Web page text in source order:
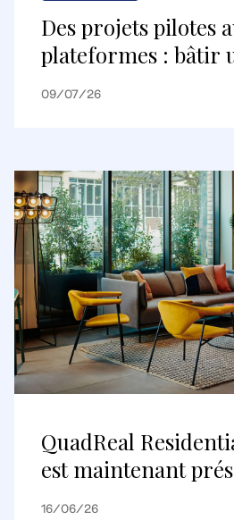
Des projets pilotes
plateformes : bâtir
de bâtiments
09/07/26
QuadReal
est maintenant
Royaume-Uni
16/06/26